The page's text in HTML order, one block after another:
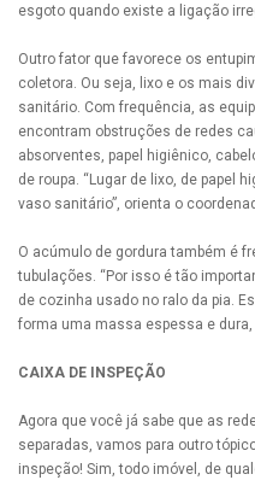
esgoto quando existe a ligação
Outro fator que favorece os
coletora. Ou seja, lixo e os mais
sanitário. Com frequência, as
encontram obstruções de redes
absorventes, papel higiênico,
de roupa. “Lugar de lixo, de papel
vaso sanitário”, orienta o
O acúmulo de gordura também é
tubulações. “Por isso é tão
de cozinha usado no ralo da pia.
forma uma massa espessa e
CAIXA DE INSPEÇÃO
Agora que você já sabe que as
separadas, vamos para outro
inspeção! Sim, todo imóvel, de